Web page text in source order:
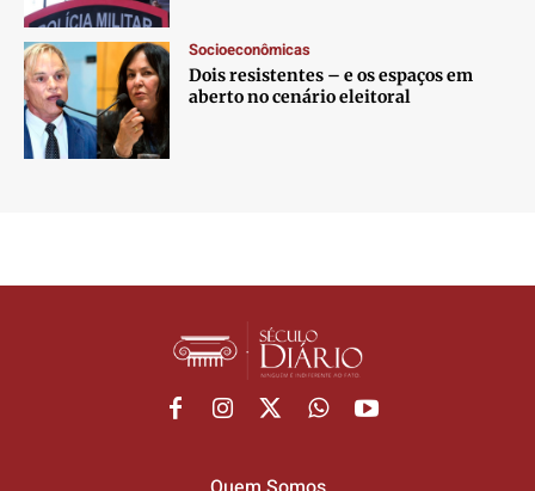
Socioeconômicas
Dois resistentes – e os espaços em
aberto no cenário eleitoral